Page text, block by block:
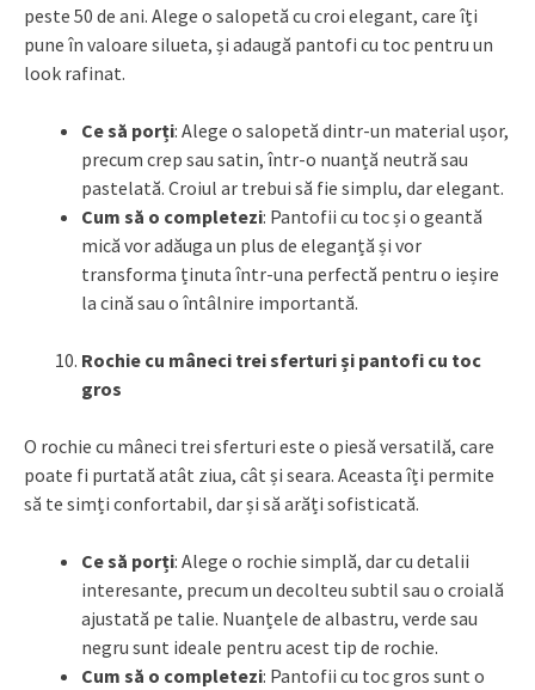
peste 50 de ani. Alege o salopetă cu croi elegant, care îți
pune în valoare silueta, și adaugă pantofi cu toc pentru un
look rafinat.
Ce să porți: Alege o salopetă dintr-un material ușor,
precum crep sau satin, într-o nuanță neutră sau
pastelată. Croiul ar trebui să fie simplu, dar elegant.
Cum să o completezi: Pantofii cu toc și o geantă
mică vor adăuga un plus de eleganță și vor
transforma ținuta într-una perfectă pentru o ieșire
la cină sau o întâlnire importantă.
Rochie cu mâneci trei sferturi și pantofi cu toc
gros
O rochie cu mâneci trei sferturi este o piesă versatilă, care
poate fi purtată atât ziua, cât și seara. Aceasta îți permite
să te simți confortabil, dar și să arăți sofisticată.
Ce să porți: Alege o rochie simplă, dar cu detalii
interesante, precum un decolteu subtil sau o croială
ajustată pe talie. Nuanțele de albastru, verde sau
negru sunt ideale pentru acest tip de rochie.
Cum să o completezi: Pantofii cu toc gros sunt o